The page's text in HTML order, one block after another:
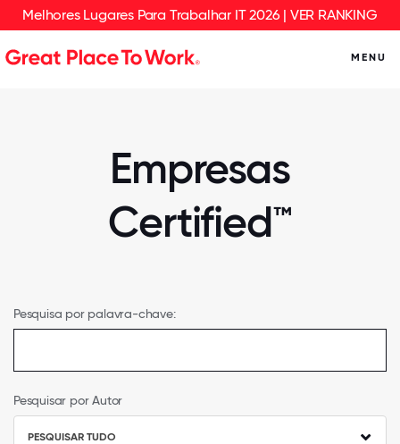
Melhores Lugares Para Trabalhar IT 2026 | VER RANKING
MENU
Empresas
Certified™
Pesquisa por palavra-chave:
Pesquisar por Autor
PESQUISAR TUDO